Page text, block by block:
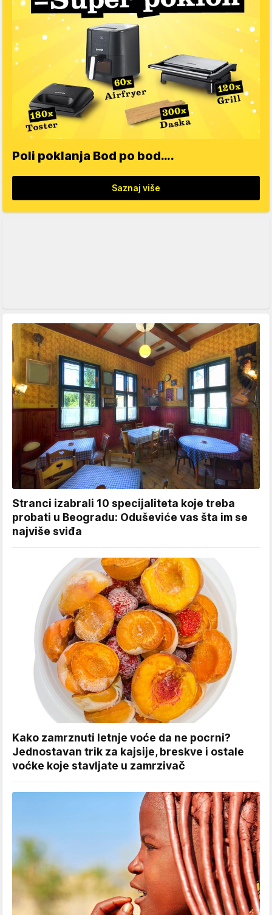
Poli poklanja Bod po bod….
Saznaj više
Stranci izabrali 10 specijaliteta koje treba
probati u Beogradu: Oduševiće vas šta im se
najviše sviđa
Kako zamrznuti letnje voće da ne pocrni?
Jednostavan trik za kajsije, breskve i ostale
voćke koje stavljate u zamrzivač